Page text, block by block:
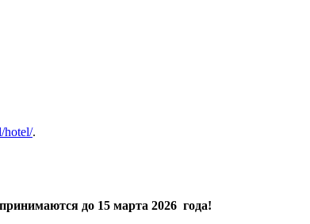
hotel/.
до 15 марта 2026 года!